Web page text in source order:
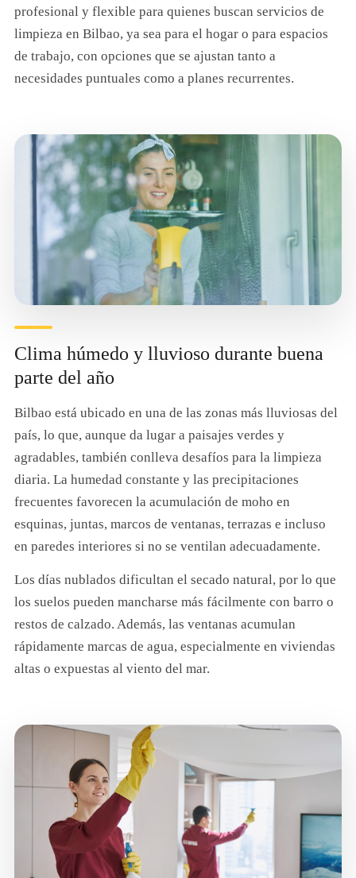
profesional y flexible para quienes buscan servicios de
limpieza en Bilbao, ya sea para el hogar o para espacios
de trabajo, con opciones que se ajustan tanto a
necesidades puntuales como a planes recurrentes.
Clima húmedo y lluvioso durante buena
parte del año
Bilbao está ubicado en una de las zonas más lluviosas del
país, lo que, aunque da lugar a paisajes verdes y
agradables, también conlleva desafíos para la limpieza
diaria. La humedad constante y las precipitaciones
frecuentes favorecen la acumulación de moho en
esquinas, juntas, marcos de ventanas, terrazas e incluso
en paredes interiores si no se ventilan adecuadamente.
Los días nublados dificultan el secado natural, por lo que
los suelos pueden mancharse más fácilmente con barro o
restos de calzado. Además, las ventanas acumulan
rápidamente marcas de agua, especialmente en viviendas
altas o expuestas al viento del mar.